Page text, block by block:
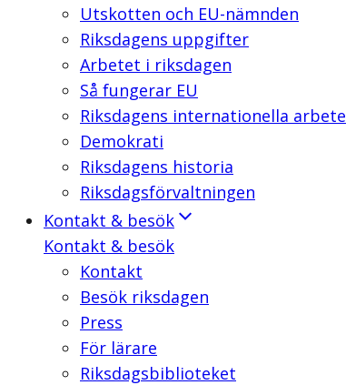
Utskotten och EU-nämnden
Riksdagens uppgifter
Arbetet i riksdagen
Så fungerar EU
Riksdagens internationella arbete
Demokrati
Riksdagens historia
Riksdagsförvaltningen
Kontakt & besök
Kontakt & besök
Kontakt
Besök riksdagen
Press
För lärare
Riksdagsbiblioteket